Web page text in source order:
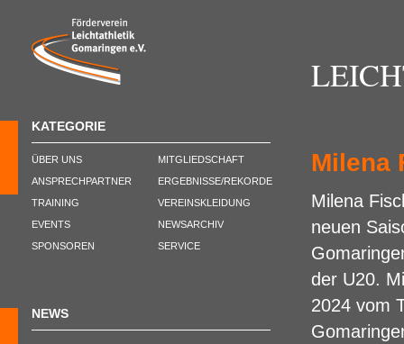
KATEGORIE
ÜBER UNS
ANSPRECHPARTNER
TRAINING
EVENTS
SPONSOREN
MITGLIEDSCHAFT
ERGEBNISSE/REKORDE
VEREINSKLEIDUNG
NEWSARCHIV
SERVICE
NEWS
Milena
Milena
neuen
der U20.
2024 vom